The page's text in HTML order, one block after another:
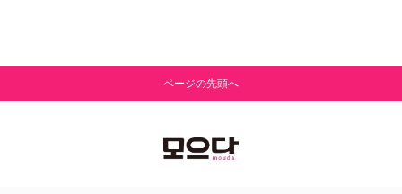
ページの先頭へ